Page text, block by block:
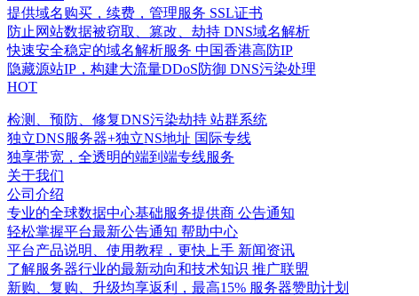
提供域名购买，续费，管理服务 SSL证书
防止网站数据被窃取、篡改、劫持 DNS域名解析
快速安全稳定的域名解析服务 中国香港高防IP
隐藏源站IP，构建大流量DDoS防御 DNS污染处理
HOT
检测、预防、修复DNS污染劫持 站群系统
独立DNS服务器+独立NS地址 国际专线
独享带宽，全透明的端到端专线服务
关于我们
公司介绍
专业的全球数据中心基础服务提供商 公告通知
轻松掌握平台最新公告通知 帮助中心
平台产品说明、使用教程，更快上手 新闻资讯
了解服务器行业的最新动向和技术知识 推广联盟
新购、复购、升级均享返利，最高15% 服务器赞助计划